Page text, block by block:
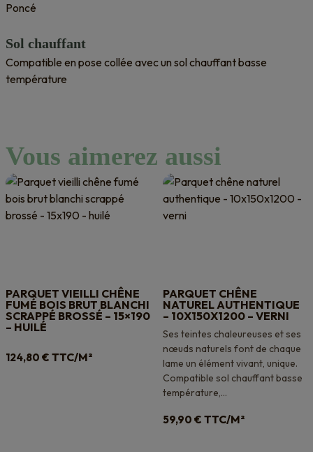
Poncé
Sol chauffant
Compatible en pose collée avec un sol chauffant basse
température
Vous aimerez aussi
PARQUET VIEILLI CHÊNE
FUMÉ BOIS BRUT BLANCHI
SCRAPPÉ BROSSÉ – 15×190
– HUILÉ
124,80 € TTC/M²
PARQUET CHÊNE
NATUREL AUTHENTIQUE
– 10X150X1200 – VERNI
Ses teintes chaleureuses et ses
nœuds naturels font de chaque
lame un élément vivant, unique.
Compatible sol chauffant basse
température,...
59,90 € TTC/M²